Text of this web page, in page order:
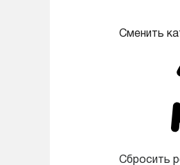
Сменить
Сбросить